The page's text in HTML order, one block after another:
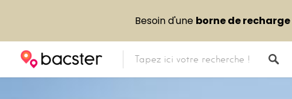
Besoin d'une borne de recharge